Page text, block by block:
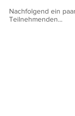
Nachfolgend ein
Teilnehmenden...